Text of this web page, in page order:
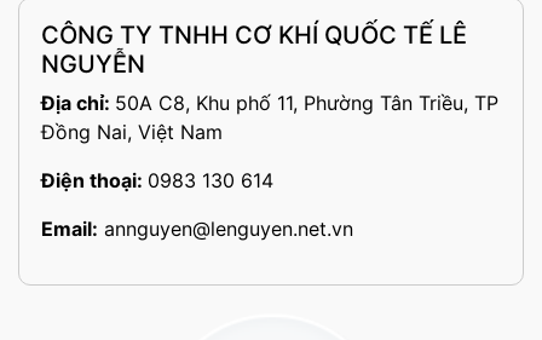
CÔNG TY TNHH CƠ KHÍ QUỐC TẾ LÊ
NGUYỄN
Địa chỉ: 50A C8, Khu phố 11, Phường Tân Triều, TP
Đồng Nai, Việt Nam
Điện thoại: 0983 130 614
Email: annguyen@lenguyen.net.vn